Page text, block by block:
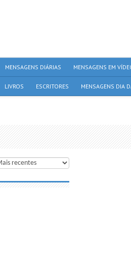
MENSAGENS DIÁRIAS MENSAGENS EM
LIVROS ESCRITORES MENSAGENS DIA